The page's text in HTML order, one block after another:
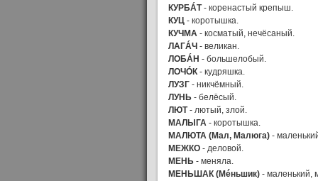
КУРБÁТ- коренастый крепыш.
КУЦ - коротышка.
КУЧМА - косматый, нечёсаный.
ЛАГÁЧ - великан.
ЛОБÁН - большелобый.
ЛОЧÓК - кудряшка.
ЛУЗГ - никчёмный.
ЛУНЬ - белёсый.
ЛЮТ- лютый, злой.
МАЛЫГА - коротышка.
МАЛЮТА (Мал, Малюга) -
МЕЖКО - деловой.
МЕНЬ - меняла.
МЕНЬШАК (Мéньшик) - маленький,